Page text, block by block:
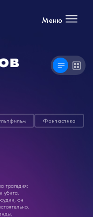
Меню
Фантастика
трагедия:
убита.
он